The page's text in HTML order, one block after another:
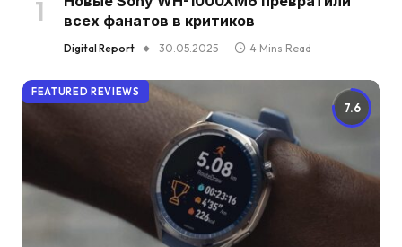
всех фанатов в критиков
Digital Report 30.05.2025 4 Mins Read
7.6
FEATURED REVIEWS